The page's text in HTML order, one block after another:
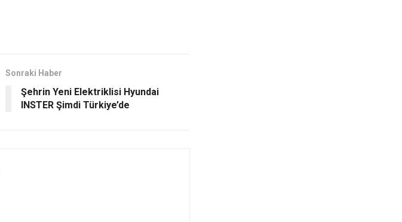
Sonraki Haber
Şehrin Yeni Elektriklisi Hyundai
INSTER Şimdi Türkiye’de